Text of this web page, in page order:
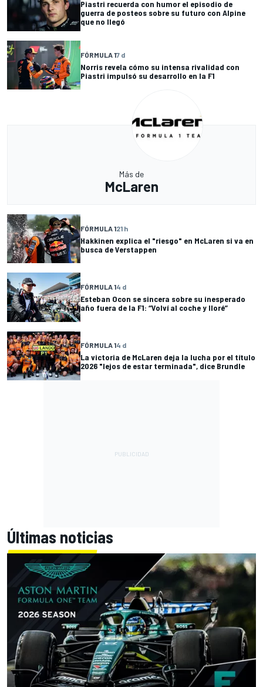
Piastri recuerda con humor el episodio de
guerra de posteos sobre su futuro con Alpine
que no llegó
FÓRMULA 17 d
Norris revela cómo su intensa rivalidad con
Piastri impulsó su desarrollo en la F1
Más de
McLaren
FÓRMULA 121 h
Hakkinen explica el "riesgo" en McLaren si va en
busca de Verstappen
FÓRMULA 14 d
Esteban Ocon se sincera sobre su inesperado
año fuera de la F1: “Volví al coche y lloré”
FÓRMULA 14 d
La victoria de McLaren deja la lucha por el título
2026 "lejos de estar terminada", dice Brundle
Últimas noticias